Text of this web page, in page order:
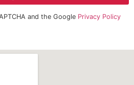
and the Google Privacy Policy